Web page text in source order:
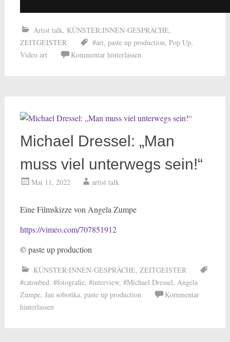
Artist talk, KÜNSTER:INNEN-GESPRÄCHE,
ZEITGEISTER
#art, paste up production, Pop Up,
Video art
Kommentar hinterlassen
Michael Dressel: „Man
muss viel unterwegs sein!“
Mai 11, 2022 artist talk
Eine Filmskizze von Angela Zumpe
https://vimeo.com/707851912
© paste up production
KÜNSTER:INNEN-GESPRÄCHE, ZEITGEISTER
#catonbed, #fotografie, #interview, #Michael Dressel, Angela
Zumpe, Jan sobottka, paste up production
Kommentar
hinterlassen